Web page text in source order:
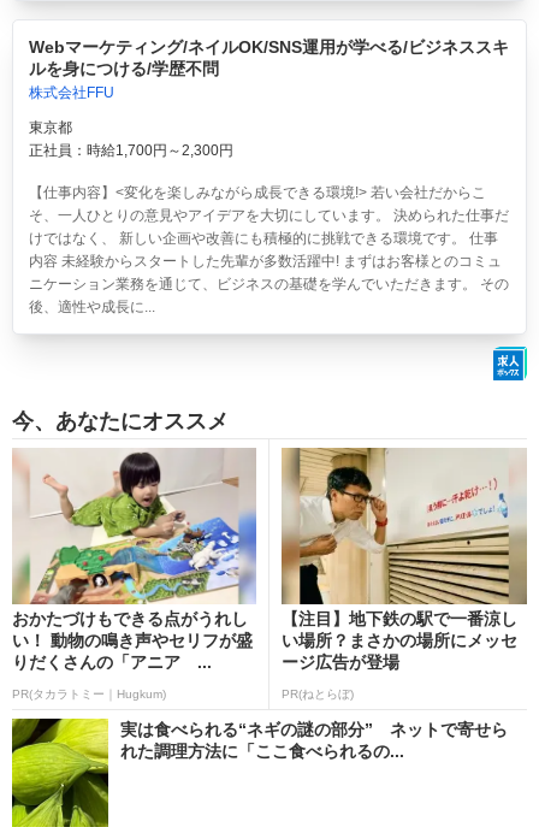
Webマーケティング/ネイルOK/SNS運用が学べる/ビジネススキ
ルを身につける/学歴不問
株式会社FFU
東京都
正社員：時給1,700円～2,300円
【仕事内容】<変化を楽しみながら成長できる環境!> 若い会社だからこ
そ、一人ひとりの意見やアイデアを大切にしています。 決められた仕事だ
けではなく、 新しい企画や改善にも積極的に挑戦できる環境です。 仕事
内容 未経験からスタートした先輩が多数活躍中! まずはお客様とのコミュ
ニケーション業務を通じて、ビジネスの基礎を学んでいただきます。 その
後、適性や成長に...
今、あなたにオススメ
おかたづけもできる点がうれし
い！ 動物の鳴き声やセリフが盛
りだくさんの「アニア ...
PR(タカラトミー｜Hugkum)
【注目】地下鉄の駅で一番涼し
い場所？まさかの場所にメッセ
ージ広告が登場
PR(ねとらぼ)
実は食べられる“ネギの謎の部分” ネットで寄せら
れた調理方法に「ここ食べられるの...